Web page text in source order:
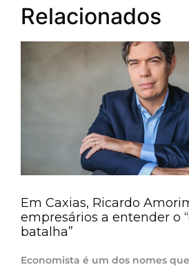
Relacionados
Em Caxias, Ricardo
empresários a entender o
batalha”
Economista é um dos nomes